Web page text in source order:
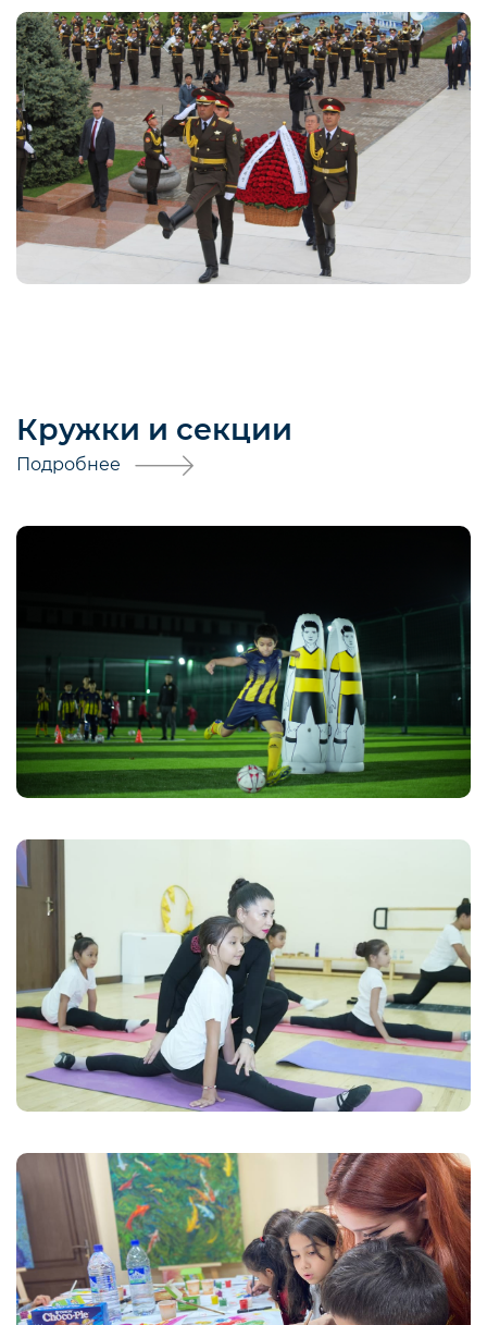
Кружки и секции
Подробнее